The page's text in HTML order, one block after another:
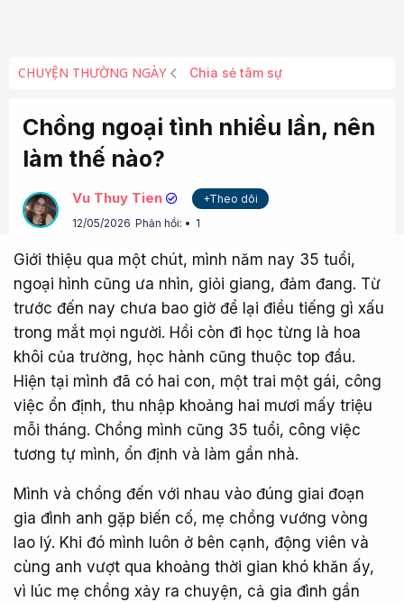
CHUYỆN THƯỜNG NGÀY Chia sẻ tâm sự
Chồng ngoại tình nhiều lần, nên
làm thế nào?
Vu Thuy Tien
+Theo dõi
12/05/2026 Phản hồi: 1
Giới thiệu qua một chút, mình năm nay 35 tuổi,
ngoại hình cũng ưa nhìn, giỏi giang, đảm đang. Từ
trước đến nay chưa bao giờ để lại điều tiếng gì xấu
trong mắt mọi người. Hồi còn đi học từng là hoa
khôi của trường, học hành cũng thuộc top đầu.
Hiện tại mình đã có hai con, một trai một gái, công
việc ổn định, thu nhập khoảng hai mươi mấy triệu
mỗi tháng. Chồng mình cũng 35 tuổi, công việc
tương tự mình, ổn định và làm gần nhà.
Mình và chồng đến với nhau vào đúng giai đoạn
gia đình anh gặp biến cố, mẹ chồng vướng vòng
lao lý. Khi đó mình luôn ở bên cạnh, động viên và
cùng anh vượt qua khoảng thời gian khó khăn ấy,
vì lúc mẹ chồng xảy ra chuyện, cả gia đình gần